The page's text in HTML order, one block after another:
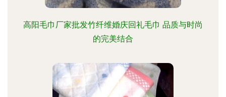
高阳毛巾厂家批发竹纤维婚庆回礼毛巾 品质与时尚
的完美结合